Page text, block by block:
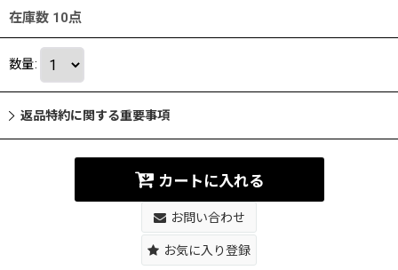
在庫数 10点
数量:
返品特約に関する重要事項
カートに入れる
お問い合わせ
お気に入り登録